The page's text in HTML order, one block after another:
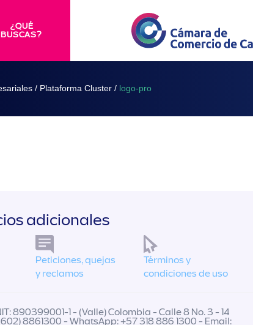
¿QUÉ
BUSCAS?
/ Plataforma Cluster / logo-pro
adicionales
Peticiones, quejas
y reclamos
Términos y
condiciones de uso
890399001-1 - (Valle) Colombia - Calle 8 No. 3 - 14
8861300 - WhatsApp: +57 318 886 1300 - Email: